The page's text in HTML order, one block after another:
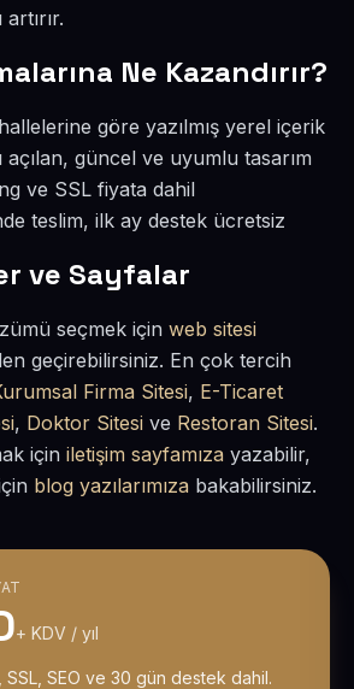
Ne Kazandırır?
göre yazılmış yerel içerik
açılan, güncel ve uyumlu tasarım
ve SSL fiyata dahil
teslim, ilk ay destek ücretsiz
ve Sayfalar
seçmek için web sitesi
geçirebilirsiniz. En çok tercih
Firma Sitesi, E-Ticaret
, Doktor Sitesi ve Restoran Sitesi.
için iletişim sayfamıza yazabilir,
blog yazılarımıza bakabilirsiniz.
+ KDV / yıl
SSL, SEO ve 30 gün destek dahil.